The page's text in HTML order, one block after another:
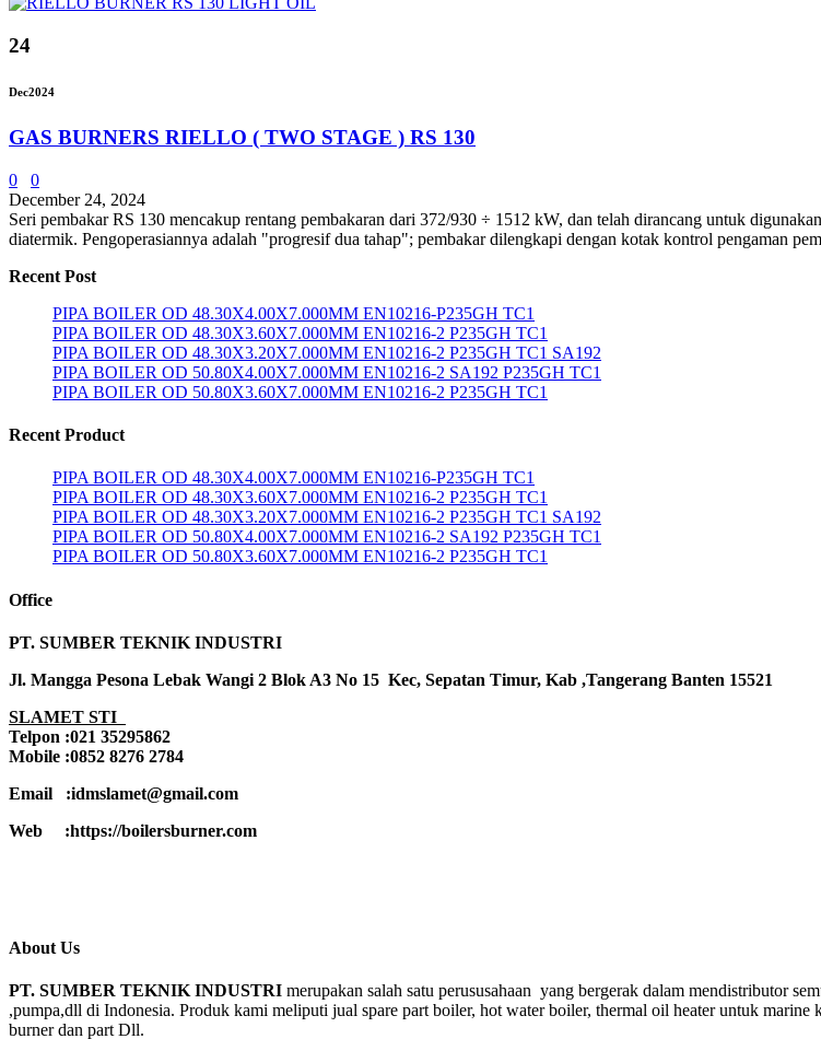
24
Dec2024
GAS BURNERS RIELLO ( TWO STAGE ) RS 130
0
0
December 24, 2024
Seri pembakar RS 130 mencakup rentang pembakaran dari 372/930 ÷ 1512 kW, dan telah dirancang untuk
diatermik. Pengoperasiannya adalah "progresif dua tahap"; pembakar dilengkapi dengan kotak kontrol pengaman
Recent Post
PIPA BOILER OD 48.30X4.00X7.000MM EN10216-P235GH TC1
PIPA BOILER OD 48.30X3.60X7.000MM EN10216-2 P235GH TC1
PIPA BOILER OD 48.30X3.20X7.000MM EN10216-2 P235GH TC1 SA192
PIPA BOILER OD 50.80X4.00X7.000MM EN10216-2 SA192 P235GH TC1
PIPA BOILER OD 50.80X3.60X7.000MM EN10216-2 P235GH TC1
Recent Product
PIPA BOILER OD 48.30X4.00X7.000MM EN10216-P235GH TC1
PIPA BOILER OD 48.30X3.60X7.000MM EN10216-2 P235GH TC1
PIPA BOILER OD 48.30X3.20X7.000MM EN10216-2 P235GH TC1 SA192
PIPA BOILER OD 50.80X4.00X7.000MM EN10216-2 SA192 P235GH TC1
PIPA BOILER OD 50.80X3.60X7.000MM EN10216-2 P235GH TC1
Office
PT. SUMBER TEKNIK INDUSTRI
Jl. Mangga Pesona Lebak Wangi 2 Blok A3 No 15 Kec, Sepatan Timur, Kab ,Tangerang Banten 15521
SLAMET STI
Telpon :021 35295862
Mobile :0852 8276 2784
Email :idmslamet@gmail.com
Web :https://boilersburner.com
About Us
PT. SUMBER TEKNIK INDUSTRI merupakan salah satu perususahaan yang bergerak dalam mendistributor
,pumpa,dll di Indonesia. Produk kami meliputi jual spare part boiler, hot water boiler, thermal oil heater untuk
burner dan part Dll.